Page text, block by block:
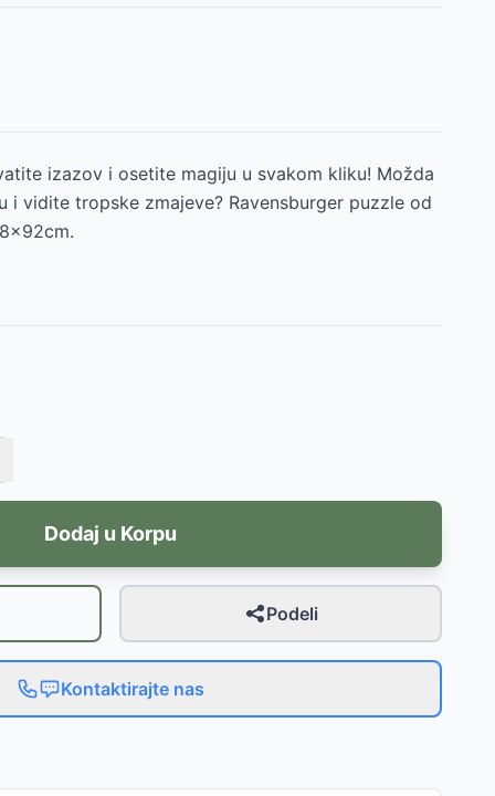
izazov i osetite magiju u svakom kliku! Možda
i vidite tropske zmajeve? Ravensburger puzzle od
Dodaj u Korpu
Podeli
Kontaktirajte nas